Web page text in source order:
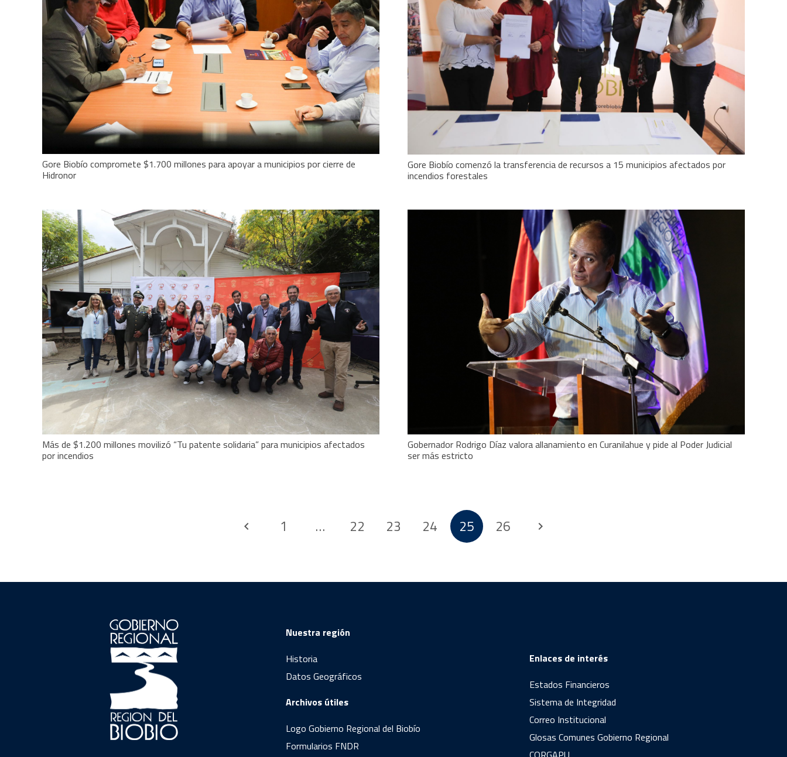
Gore Biobío compromete $1.700 millones para apoyar a municipios por cierre de
Hidronor
Gore Biobío comenzó la transferencia de recursos a 15 municipios afectados por
incendios forestales
Más de $1.200 millones movilizó “Tu patente solidaria” para municipios afectados
por incendios
Gobernador Rodrigo Díaz valora allanamiento en Curanilahue y pide al Poder Judicial
ser más estricto
1 … 22 23 24 25 26
Nuestra región
Historia
Datos Geográficos
Archivos útiles
Logo Gobierno Regional del Biobío
Formularios FNDR
Enlaces de interés
Estados Financieros
Sistema de Integridad
Correo Institucional
Glosas Comunes Gobierno Regional